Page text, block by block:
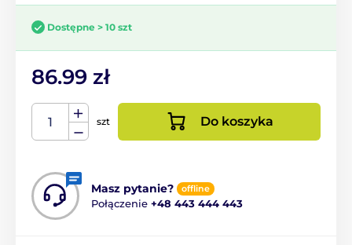
Dostępne > 10 szt
86.99 zł
szt Do koszyka
Masz pytanie? offline
Połączenie +48 443 444 443